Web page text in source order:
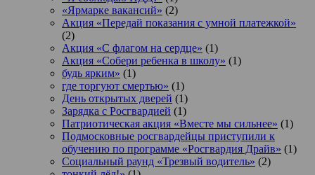
«Ярмарке вакансий» (2)
Акция «Передай показания с умной платежкой»
(2)
Акция «С флагом на сердце» (1)
Акция «Собери ребенка в школу» (1)
будь ярким» (1)
где торгуют смертью» (1)
День открытых дверей (1)
Зарядка с Росгвардией (1)
Патриотическая акция «Вместе мы сильнее» (1)
Подмосковные росгвардейцы приступили к
обучению по программе «Росгвардия Драйв» (1)
Социальный раунд «Трезвый водитель» (2)